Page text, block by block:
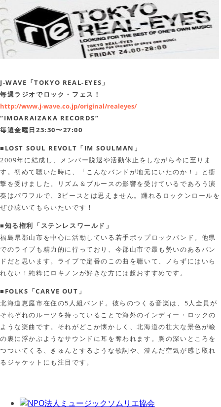
J-WAVE「TOKYO REAL-EYES」
毎週ラジオでロック・フェス！
http://www.j-wave.co.jp/original/realeyes/
“IMOARAIZAKA RECORDS”
毎週金曜日23:30〜27:00
■LOST SOUL REVOLT「IM SOULMAN」
2009年に結成し、メンバー脱退や活動休止をしながら今に至りま
す。初めて聴いた時に、「こんなバンドが地元にいたのか！」と衝
撃を受けました。リズム＆ブルースの影響を受けているであろう演
奏はパワフルで、3ピースとは思えません。踊れるロックンロールを
ぜひ聴いてもらいたいです！
■知る権利「ステンレスワールド」
福島県郡山市を中心に活動している若手ポップロックバンド。他県
でのライブも精力的に行っており、今郡山市で最も勢いのあるバン
ドだと思います。ライブで定番のこの曲を聴いて、ノらずにはいら
れない！純粋にロキノンが好きな方には超おすすめです。
■FOLKS「CARVE OUT」
北海道恵庭市在住の5人組バンド。彼らのつくる音楽は、5人全員が
それぞれのルーツを持っていることで海外のインディー・ロックの
ような楽曲です。それがどこか懐かしく、北海道の壮大な景色が瞼
の裏に浮かぶようなサウンドに耳を奪われます。胸の深いところを
つついてくる、きゅんとするような歌詞や、澄んだ空気が感じ取れ
るジャケットにも注目です。